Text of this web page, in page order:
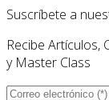
Suscríbete a
Recibe Artículos,
y Master Class